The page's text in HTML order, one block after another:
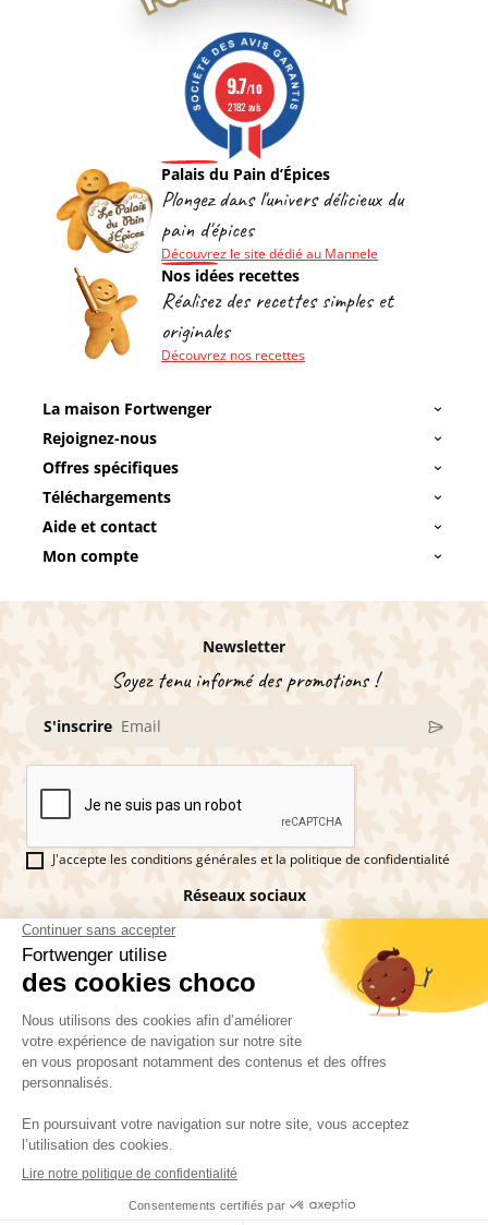
Palais du Pain d’Épices
Plongez dans l'univers délicieux du
pain d'épices
Découvrez le site dédié au Mannele
9.7/10
2182 avis
Nos idées recettes
Réalisez des recettes simples et
originales
Découvrez nos recettes
La maison Fortwenger
Rejoignez-nous
Offres spécifiques
Téléchargements
Aide et contact
Mon compte
Newsletter
Soyez tenu informé des promotions !
S'inscrire
J'accepte les conditions générales et la politique de confidentialité
Réseaux sociaux
Vous êtes fan de pains d'épices ?
Fortwenger ©2026
Conditions générales de ventesMentions légales